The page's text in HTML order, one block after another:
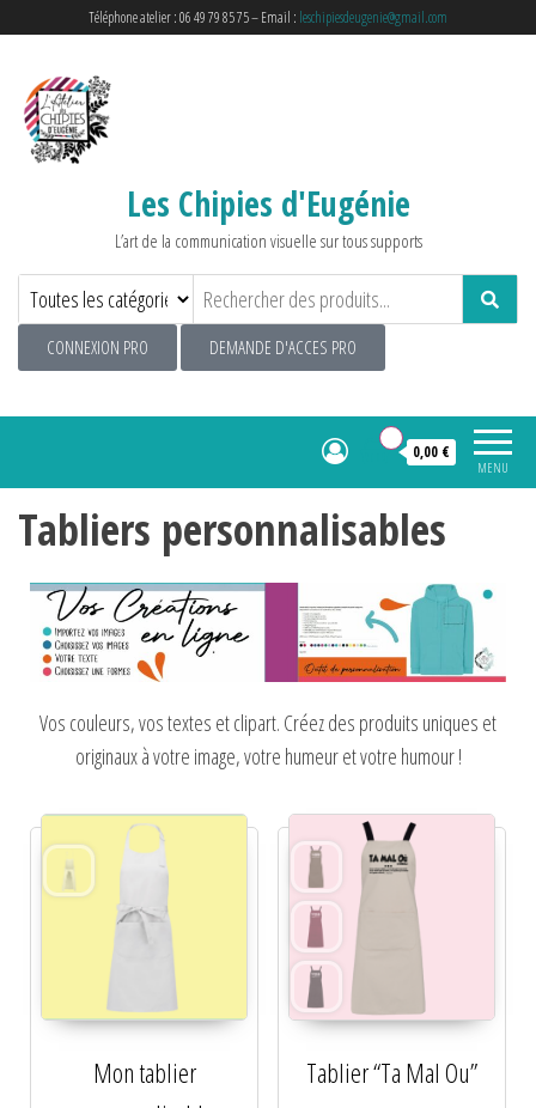
Téléphone atelier : 06 49 79 85 75 – Email : leschipiesdeugenie@gmail.com
Les Chipies d'Eugénie
L’art de la communication visuelle sur tous supports
CONNEXION PRO DEMANDE D'ACCES PRO
MENU
0,00 €
Tabliers personnalisables
Vos couleurs, vos textes et clipart. Créez des produits uniques et
originaux à votre image, votre humeur et votre humour !
Mon tablier
Tablier “Ta Mal Ou”